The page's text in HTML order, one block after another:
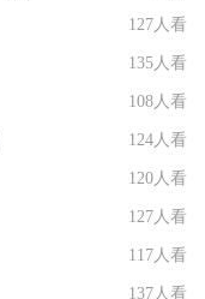
127人看
135人看
108人看
124人看
120人看
127人看
117人看
137人看